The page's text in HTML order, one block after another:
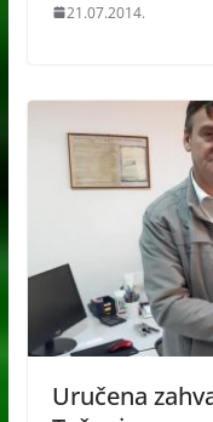
21.07.2014.
Uručena